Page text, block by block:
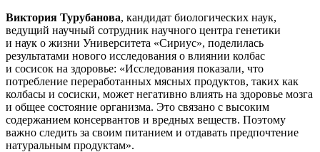
Виктория Турубанова, кандидат биологических наук,
ведущий научный сотрудник научного центра генетики
и наук о жизни Университета «Сириус», поделилась
результатами нового исследования о влиянии колбас
и сосисок на здоровье: «Исследования показали, что
потребление переработанных мясных продуктов, таких как
колбасы и сосиски, может негативно влиять на здоровье мозга
и общее состояние организма. Это связано с высоким
содержанием консервантов и вредных веществ. Поэтому
важно следить за своим питанием и отдавать предпочтение
натуральным продуктам».